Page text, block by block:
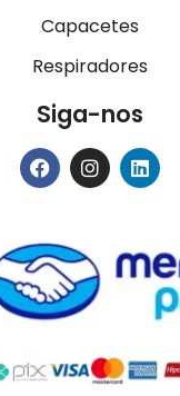
Capacetes
Respiradores
Siga-nos